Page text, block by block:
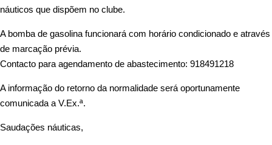
náuticos que dispõem no clube.
A bomba de gasolina funcionará com horário condicionado e através
de marcação prévia.
Contacto para agendamento de abastecimento: 918491218
A informação do retorno da normalidade será oportunamente
comunicada a V.Ex.ª.
Saudações náuticas,